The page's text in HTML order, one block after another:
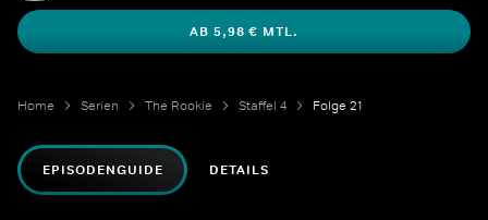
AB 5,98 € MTL.
Home Serien The Rookie Staffel 4 Folge 21
EPISODENGUIDE DETAILS